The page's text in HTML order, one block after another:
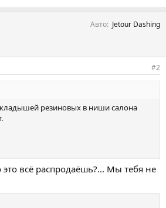
Авто Jetour Dashing
#2
резиновых в ниши салона
всё распродаёшь?... Мы тебя не